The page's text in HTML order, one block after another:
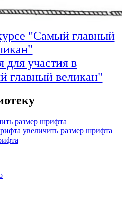
"Самый главный
для участия в
главный великан"
размер шрифта
увеличить размер шрифта